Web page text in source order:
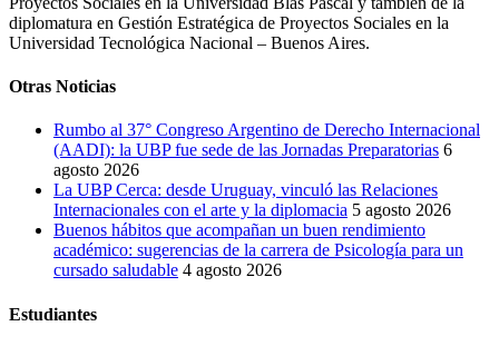
diplomatura en Gestión Estratégica de Proyectos Sociales en la
Universidad Tecnológica Nacional – Buenos Aires.
Otras Noticias
Rumbo al 37° Congreso Argentino de Derecho Internacional
(AADI): la UBP fue sede de las Jornadas Preparatorias 6
agosto 2026
La UBP Cerca: desde Uruguay, vinculó las Relaciones
Internacionales con el arte y la diplomacia 5 agosto 2026
Buenos hábitos que acompañan un buen rendimiento
académico: sugerencias de la carrera de Psicología para un
cursado saludable 4 agosto 2026
Estudiantes